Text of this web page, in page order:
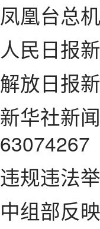
凤凰台总
人民日报
解放日报
新华社新
63074267
违规违法
中组部反